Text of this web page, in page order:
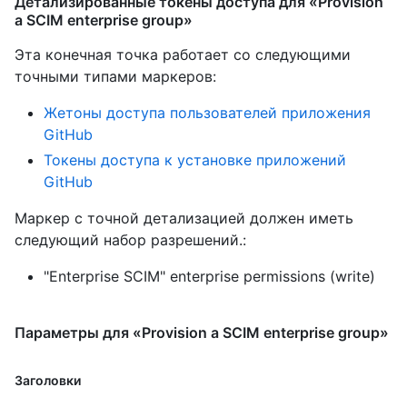
a SCIM enterprise group»
Эта конечная точка работает со следующими
точными типами маркеров:
Жетоны доступа пользователей приложения
GitHub
Токены доступа к установке приложений
GitHub
Маркер с точной детализацией должен иметь
следующий набор разрешений.:
"Enterprise SCIM" enterprise permissions (write)
Параметры для «Provision a SCIM enterprise group»
Заголовки